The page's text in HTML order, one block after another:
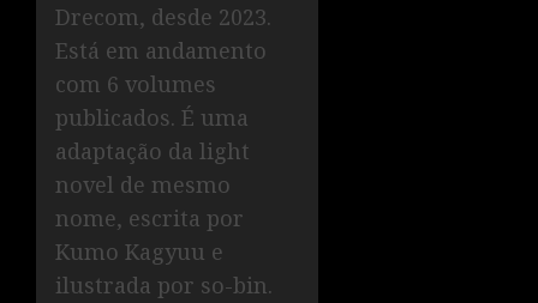
Drecom, desde 2023.
Está em andamento
com 6 volumes
publicados. É uma
adaptação da light
novel de mesmo
nome, escrita por
Kumo Kagyuu e
ilustrada por so-bin.